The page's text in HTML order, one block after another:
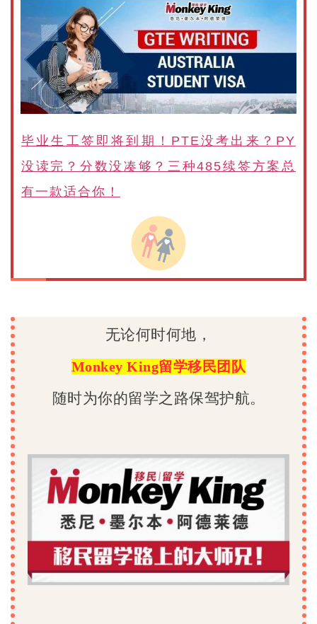
毕业生工签即将到期！PTE没考出来？PY
没读完？分数没凑够？三种485续签方案总
有一款适合你！
无论何时何地，
Monkey King留学移民团队
随时为你的留学之路保驾护航。